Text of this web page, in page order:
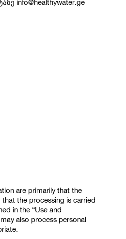
info@healthywater.ge
are primarily that the
the processing is carried
in the “Use and
also process personal